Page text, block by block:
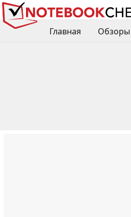
Главная Обзоры